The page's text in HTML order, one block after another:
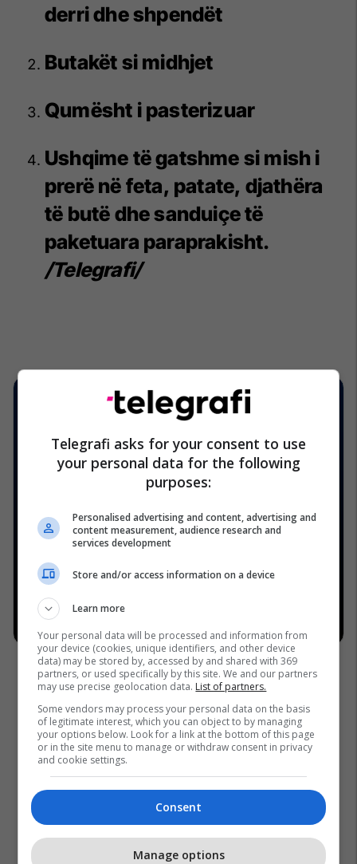
derri dhe shpendët
Butakët si midhjet
Qumësht i pasterizuar
Ushqime të gatshme si mish i
prerë në feta, patate, djathëra
të butë dhe sanduiçe të
paketuara paraprakisht.
/Telegrafi/
Telegrafi asks for your consent to use
your personal data for the following
purposes:
Personalised advertising and content, advertising and
content measurement, audience research and
services development
Store and/or access information on a device
Learn more
Your personal data will be processed and information from
your device (cookies, unique identifiers, and other device
data) may be stored by, accessed by and shared with 369
partners, or used specifically by this site. We and our partners
may use precise geolocation data. List of partners.
Some vendors may process your personal data on the basis
of legitimate interest, which you can object to by managing
your options below. Look for a link at the bottom of this page
or in the site menu to manage or withdraw consent in privacy
and cookie settings.
Consent
Manage options